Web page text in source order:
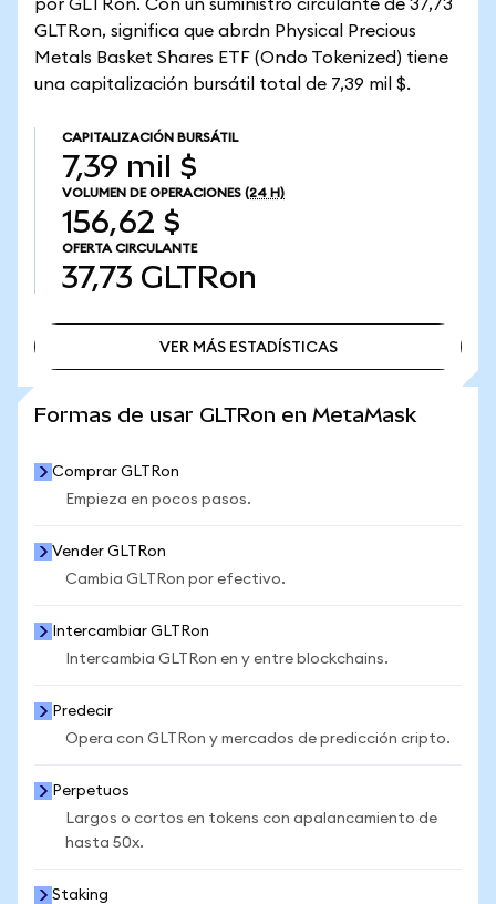
por GLTRon. Con un suministro circulante de 37,73
GLTRon, significa que abrdn Physical Precious
Metals Basket Shares ETF (Ondo Tokenized) tiene
una capitalización bursátil total de 7,39 mil $.
CAPITALIZACIÓN BURSÁTIL
7,39 mil $
VOLUMEN DE OPERACIONES (24 H)
156,62 $
OFERTA CIRCULANTE
37,73 GLTRon
VER MÁS ESTADÍSTICAS
Formas de usar GLTRon en MetaMask
Comprar GLTRon
Empieza en pocos pasos.
Vender GLTRon
Cambia GLTRon por efectivo.
Intercambiar GLTRon
Intercambia GLTRon en y entre blockchains.
Predecir
Opera con GLTRon y mercados de predicción cripto.
Perpetuos
Largos o cortos en tokens con apalancamiento de
hasta 50x.
Staking